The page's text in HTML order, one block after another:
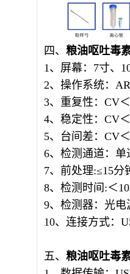
四、 粮油呕吐毒
1、屏幕：7寸、
2、操作系统：
3、重复性：CV
4、稳定性：CV
5、台间差：CV
6、检测通道：
7、前处理:≤15分
8、检测时间:＜
9、检测器：光电
10、连接方式：
五、 粮油呕吐毒